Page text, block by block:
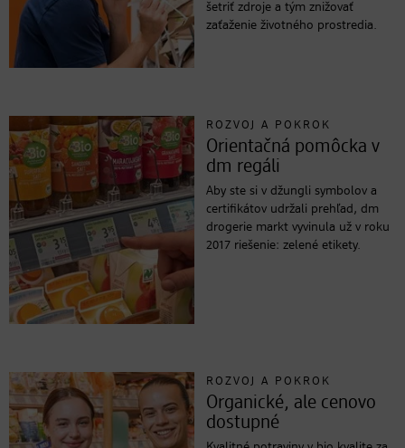
šetriť zdroje a tým znižovať
zaťaženie životného prostredia.
ROZVOJ A POKROK
Orientačná pomôcka v
dm regáli
Aby ste si v džungli symbolov a
certifikátov udržali prehľad, dm
drogerie markt vyvinula už v roku
2017 riešenie: zelené etikety.
ROZVOJ A POKROK
Organické, ale cenovo
dostupné